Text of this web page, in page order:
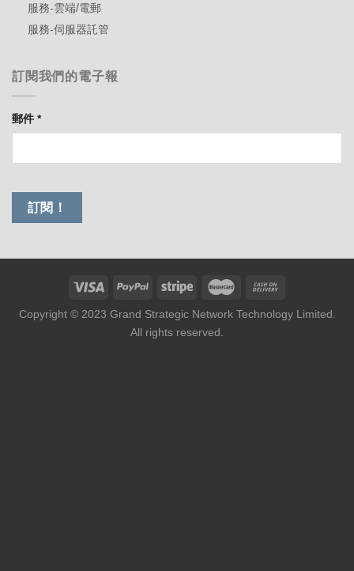
服務-雲端/電郵
服務-伺服器託管
訂閱我們的電子報
郵件*
Copyright © 2023 Grand Strategic Network Technology Limited.
All rights reserved.